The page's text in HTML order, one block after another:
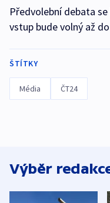
Předvolební debata
vstup bude volný až
ŠTÍTKY
Média ČT24
Výběr